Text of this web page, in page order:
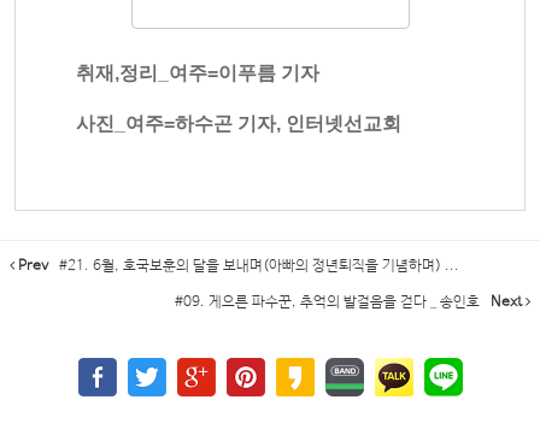
취재,정리_여주=이푸름 기자
사진_여주=하수곤 기자, 인터넷선교회
Prev #21. 6월, 호국보훈의 달을 보내며(아빠의 정년퇴직을 기념하며) ...
#09. 게으른 파수꾼, 추억의 발걸음을 걷다 _ 송인호 Next